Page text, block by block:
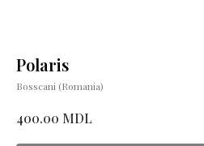
Polaris
Bosscani (Romania)
400.00 MDL